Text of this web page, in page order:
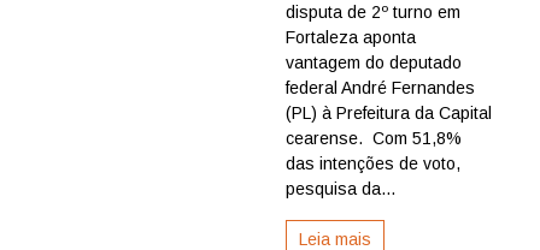
disputa de 2º turno em
Fortaleza aponta
vantagem do deputado
federal André Fernandes
(PL) à Prefeitura da Capital
cearense. Com 51,8%
das intenções de voto,
pesquisa da...
Leia mais